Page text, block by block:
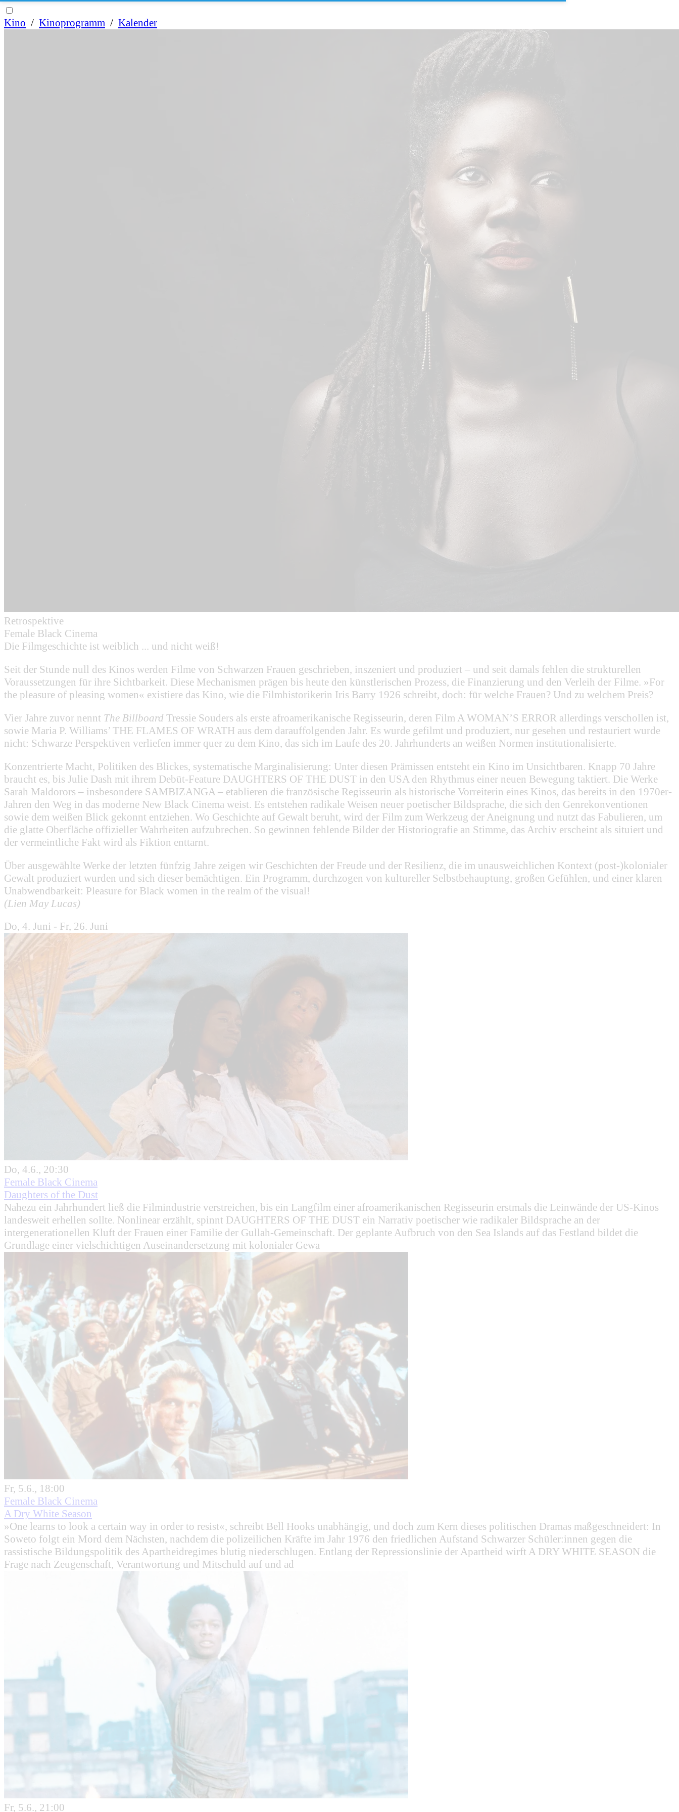
Kino / Kinoprogramm / Kalender
Retrospektive
Female Black Cinema
Die Filmgeschichte ist weiblich ... und nicht weiß!
Seit der Stunde null des Kinos werden Filme von Schwarzen Frauen geschrieben, inszeniert und produziert – und seit damals fehlen die strukturellen
Voraussetzungen für ihre Sichtbarkeit. Diese Mechanismen prägen bis heute den künstlerischen Prozess, die Finanzierung und den Verleih der Filme. »For
the pleasure of pleasing women« existiere das Kino, wie die Filmhistorikerin Iris Barry 1926 schreibt, doch: für welche Frauen? Und zu welchem Preis?
Vier Jahre zuvor nennt The Billboard Tressie Souders als erste afroamerikanische Regisseurin, deren Film A WOMAN’S ERROR allerdings verschollen ist,
sowie Maria P. Williams’ THE FLAMES OF WRATH aus dem darauffolgenden Jahr. Es wurde gefilmt und produziert, nur gesehen und restauriert wurde
nicht: Schwarze Perspektiven verliefen immer quer zu dem Kino, das sich im Laufe des 20. Jahrhunderts an weißen Normen institutionalisierte.
Konzentrierte Macht, Politiken des Blickes, systematische Marginalisierung: Unter diesen Prämissen entsteht ein Kino im Unsichtbaren. Knapp 70 Jahre
braucht es, bis Julie Dash mit ihrem Debüt-Feature DAUGHTERS OF THE DUST in den USA den Rhythmus einer neuen Bewegung taktiert. Die Werke
Sarah Maldorors – insbesondere SAMBIZANGA – etablieren die französische Regisseurin als historische Vorreiterin eines Kinos, das bereits in den 1970er-
Jahren den Weg in das moderne New Black Cinema weist. Es entstehen radikale Weisen neuer poetischer Bildsprache, die sich den Genrekonventionen
sowie dem weißen Blick gekonnt entziehen. Wo Geschichte auf Gewalt beruht, wird der Film zum Werkzeug der Aneignung und nutzt das Fabulieren, um
die glatte Oberfläche offizieller Wahrheiten aufzubrechen. So gewinnen fehlende Bilder der Historiografie an Stimme, das Archiv erscheint als situiert und
der vermeintliche Fakt wird als Fiktion enttarnt.
Über ausgewählte Werke der letzten fünfzig Jahre zeigen wir Geschichten der Freude und der Resilienz, die im unausweichlichen Kontext (post-)kolonialer
Gewalt produziert wurden und sich dieser bemächtigen. Ein Programm, durchzogen von kultureller Selbstbehauptung, großen Gefühlen, und einer klaren
Unabwendbarkeit: Pleasure for Black women in the realm of the visual!
(Lien May Lucas)
Do, 4. Juni - Fr, 26. Juni
Do, 4.6., 20:30
Female Black Cinema
Daughters of the Dust
Nahezu ein Jahrhundert ließ die Filmindustrie verstreichen, bis ein Langfilm einer afroamerikanischen Regisseurin erstmals die Leinwände der US-Kinos
landesweit erhellen sollte. Nonlinear erzählt, spinnt DAUGHTERS OF THE DUST ein Narrativ poetischer wie radikaler Bildsprache an der
intergenerationellen Kluft der Frauen einer Familie der Gullah-Gemeinschaft. Der geplante Aufbruch von den Sea Islands auf das Festland bildet die
Grundlage einer vielschichtigen Auseinandersetzung mit kolonialer Gewa
Fr, 5.6., 18:00
Female Black Cinema
A Dry White Season
»One learns to look a certain way in order to resist«, schreibt Bell Hooks unabhängig, und doch zum Kern dieses politischen Dramas maßgeschneidert: In
Soweto folgt ein Mord dem Nächsten, nachdem die polizeilichen Kräfte im Jahr 1976 den friedlichen Aufstand Schwarzer Schüler:innen gegen die
rassistische Bildungspolitik des Apartheidregimes blutig niederschlugen. Entlang der Repressionslinie der Apartheid wirft A DRY WHITE SEASON die
Frage nach Zeugenschaft, Verantwortung und Mitschuld auf und ad
Fr, 5.6., 21:00